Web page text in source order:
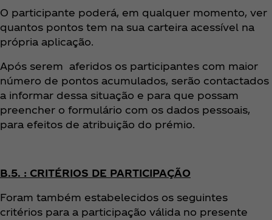
O participante poderá, em qualquer momento, ver
quantos pontos tem na sua carteira acessível na
própria aplicação.
Após serem aferidos os participantes com maior
número de pontos acumulados, serão contactados
a informar dessa situação e para que possam
preencher o formulário com os dados pessoais,
para efeitos de atribuição do prémio.
B.5. : CRITÉRIOS DE PARTICIPAÇÃO
Foram também estabelecidos os seguintes
critérios para a participação válida no presente